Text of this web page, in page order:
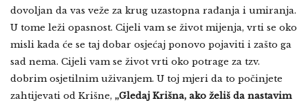
dovoljan da vas veže za krug uzastopna rađanja i umiranja.
U tome leži opasnost. Cijeli vam se život mijenja, vrti se oko
misli kada će se taj dobar osjećaj ponovo pojaviti i zašto ga
sad nema. Cijeli vam se život vrti oko potrage za tzv.
dobrim osjetilnim uživanjem. U toj mjeri da to počinjete
zahtijevati od Krišne, „Gledaj Krišna, ako želiš da nastavim